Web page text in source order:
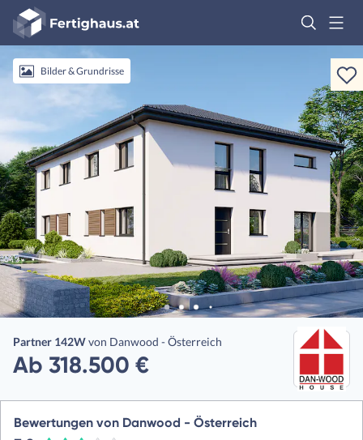
Fertighaus
Logo
AnmeldenBilder & Grundrisse
Partner 142Wvon Danwood - Österreich
Ab 318.500 €
Bewertungen von Danwood - Österreich